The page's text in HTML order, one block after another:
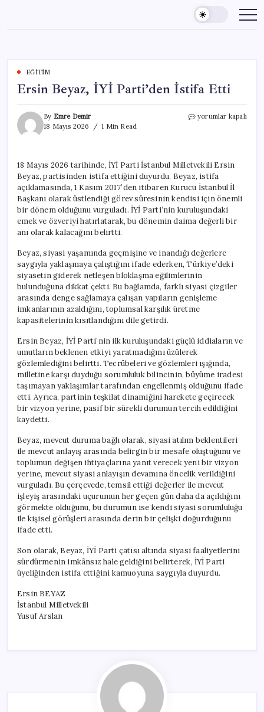
content
EĞITIM
Ersin Beyaz, İYİ Parti’den İstifa Etti
By Emre Demir
18 Mayıs 2026
1 Min Read
Ersin
Etti
için
yorumlar kapalı
18 Mayıs 2026 tarihinde, İYİ Parti İstanbul Milletvekili Ersin
Beyaz, partisinden istifa ettiğini duyurdu. Beyaz, istifa
açıklamasında, 1 Kasım 2017’den itibaren Kurucu İstanbul İl
Başkanı olarak üstlendiği görev süresinin kendisi için önemli
bir dönem olduğunu vurguladı. İYİ Parti’nin kuruluşundaki
emek ve özveriyi hatırlatarak, bu dönemin daima değerli bir
anı olarak kalacağını belirtti.
Beyaz, siyasi yaşamında geçmişine ve inandığı değerlere
saygıyla yaklaşmaya çalıştığını ifade ederken, Türkiye’deki
siyasetin giderek netleşen bloklaşma eğilimlerinin
bulunduğuna dikkat çekti. Bu bağlamda, farklı siyasi çizgiler
arasında denge sağlamaya çalışan yapıların genişleme
imkanlarının azaldığını, toplumsal karşılık üretme
kapasitelerinin kısıtlandığını dile getirdi.
Ersin Beyaz, İYİ Parti’nin ilk kuruluşundaki güçlü iddiaların ve
umutların beklenen etkiyi yaratmadığını üzülerek
gözlemlediğini belirtti. Tecrübeleri ve gözlemleri ışığında,
milletine karşı duyduğu sorumluluk bilincinin, büyüme iradesi
taşımayan yaklaşımlar tarafından engellenmiş olduğunu ifade
etti. Ayrıca, partinin teşkilat dinamiğini harekete geçirecek
bir vizyon yerine, pasif bir sürekli durumun tercih edildiğini
kaydetti.
Beyaz, mevcut duruma bağlı olarak, siyasi atılım beklentileri
ile mevcut anlayış arasında belirgin bir mesafe oluştuğunu ve
toplumun değişen ihtiyaçlarına yanıt verecek yeni bir vizyon
yerine, mevcut siyasi anlayışın devamına öncelik verildiğini
vurguladı. Bu çerçevede, temsil ettiği değerler ile mevcut
işleyiş arasındaki uçurumun her geçen gün daha da açıldığını
görmekte olduğunu, bu durumun ise kendi siyasi sorumluluğu
ile kişisel görüşleri arasında derin bir çelişki doğurduğunu
ifade etti.
Son olarak, Beyaz, İYİ Parti çatısı altında siyasi faaliyetlerini
sürdürmenin imkânsız hale geldiğini belirterek, İYİ Parti
üyeliğinden istifa ettiğini kamuoyuna saygıyla duyurdu.
Ersin BEYAZ
İstanbul Milletvekili
Yusuf Arslan